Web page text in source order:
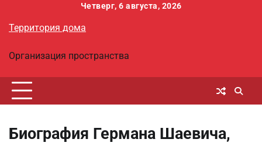
содержимому
Четверг, 6 августа, 2026
Территория дома
Организация пространства
Биография Германа Шаевича,